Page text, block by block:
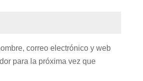
correo electrónico y web
para la próxima vez que